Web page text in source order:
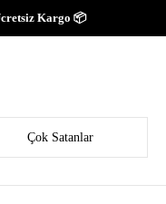
Kargo 📦
Çok Satanlar